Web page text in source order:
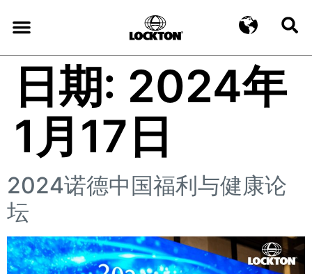
日期: 2024年
1月17日
2024诺德中国福利与健康论
坛